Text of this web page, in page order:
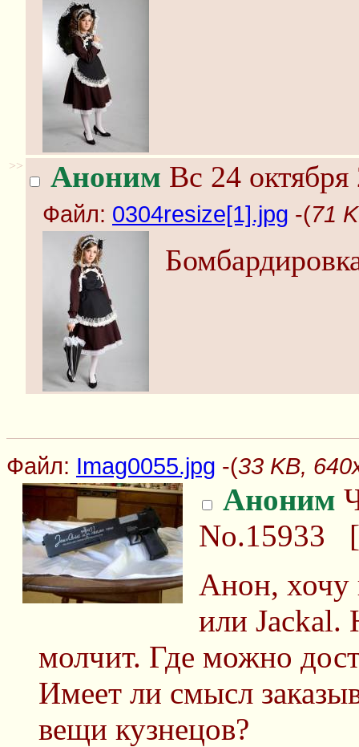
>> Аноним Вс 24
Файл: 0304resize[1].jpg -(71
Файл: Imag0055.jpg -(33 KB,
Аноним
No.15933 [
Анон, хочу
или Jackal.
молчит. Где можно
Имеет ли смысл
вещи кузнецов?